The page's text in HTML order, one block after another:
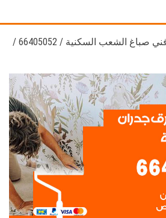
رقم فني صباغ الشعب السكنية / 66405052 /